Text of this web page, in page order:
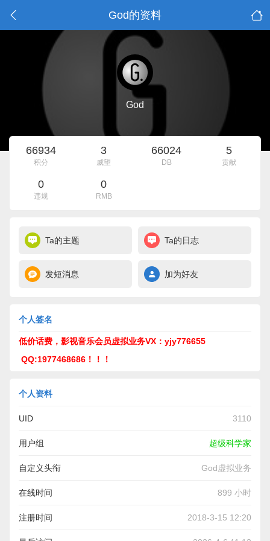
God的资料
God
66934
积分
3
威望
66024
DB
5
贡献
0
违规
0
RMB
Ta的主题 Ta的日志
发短消息 加为好友
个人签名
低价话费，影视音乐会员虚拟业务VX：yjy776655
QQ:1977468686！！！
个人资料
UID 3110
用户组 超级科学家
自定义头衔 God虚拟业务
在线时间 899 小时
注册时间 2018-3-15 12:20